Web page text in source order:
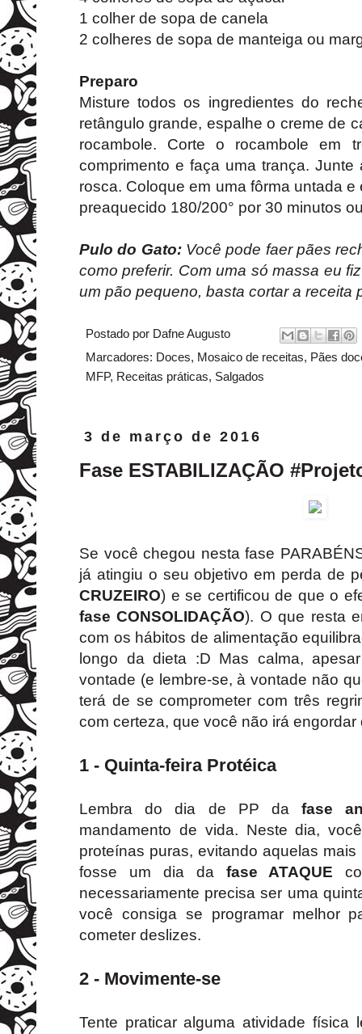
1 colher de sopa de canela
2 colheres de sopa de manteiga ou
Preparo
Misture todos os ingredientes do
retângulo grande, espalhe o creme de
rocambole. Corte o rocambole em
comprimento e faça uma trança.
rosca. Coloque em uma fôrma untada
preaquecido 180/200° por 30 minutos
Pulo do Gato: Você pode faer pães
como preferir. Com uma só massa eu
um pão pequeno, basta cortar a receita
Postado por Dafne Augusto
Marcadores: Doces, Mosaico de receitas, Pães
MFP, Receitas práticas, Salgados
3 de março de 2016
Fase ESTABILIZAÇÃO
Se você chegou nesta fase
já atingiu o seu objetivo em perda de
CRUZEIRO) e se certificou de que o
fase CONSOLIDAÇÃO). O que resta
com os hábitos de alimentação
longo da dieta :D Mas calma,
vontade (e lembre-se, à vontade não
terá de se comprometer com três
com certeza, que você não irá engordar
1 - Quinta-feira Protéica
Lembra do dia de PP dafase
mandamento de vida. Neste dia,
proteínas puras, evitando aquelas
fosse um dia da fase ATAQUE
necessariamente precisa ser uma
você consiga se programar melhor
cometer deslizes.
2 - Movimente-se
Tente praticar alguma atividade física